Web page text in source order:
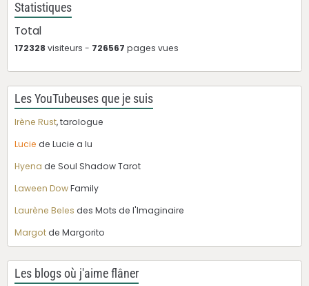
Statistiques
Total
172328 visiteurs - 726567 pages vues
Les YouTubeuses que je suis
Irène Rust, tarologue
Lucie de Lucie a lu
Hyena de Soul Shadow Tarot
Laween DowFamily
Laurène Beles des Mots de l'Imaginaire
Margotde Margorito
Les blogs où j'aime flâner